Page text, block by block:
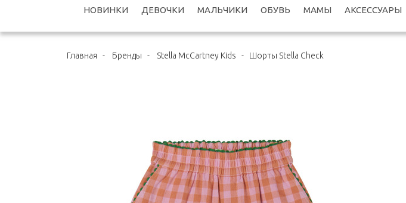
НОВИНКИ ДЕВОЧКИ МАЛЬЧИКИ ОБУВЬ МАМЫ АКСЕССУАРЫ
Главная - Бренды - Stella McCartney Kids - Шорты Stella Check